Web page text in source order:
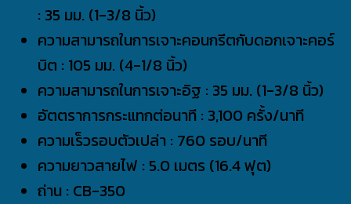
: 35 มม. (1-3/8 นิ้ว)
ความสามารถในการเจาะคอนกรีตกับดอกเจาะคอร์
บิต : 105 มม. (4-1/8 นิ้ว)
ความสามารถในการเจาะอิฐ : 35 มม. (1-3/8 นิ้ว)
อัตตราการกระแทกต่อนาที : 3,100 ครั้ง/นาที
ความเร็วรอบตัวเปล่า : 760 รอบ/นาที
ความยาวสายไฟ : 5.0 เมตร (16.4 ฟุต)
ถ่าน : CB-350